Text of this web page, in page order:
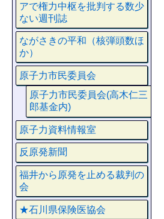
アで権力中枢を批判する数少
ない週刊誌
ながさきの平和（核弾頭数ほ
か）
原子力市民委員会
原子力市民委員会(高木仁三
郎基金内)
原子力資料情報室
反原発新聞
福井から原発を止める裁判の
会
★石川県保険医協会